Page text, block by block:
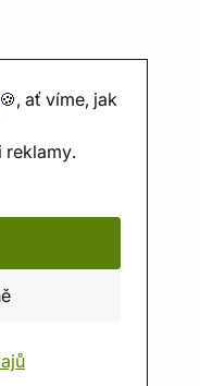
🍪, ať víme, jak
reklamy.